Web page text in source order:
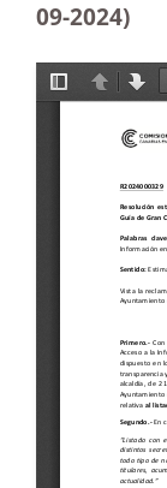
09-2024)